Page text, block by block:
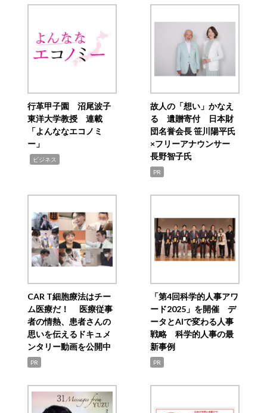
行革甲子園 沼尾波子
東洋大学教授 連載
「よんななエコノミ
ー」
ビジネス
故人の「想い」かなえ
る 遺贈寄付 日本財
団名誉会長 笹川陽平氏
×フリーアナウンサー
長野智子氏
PR
CAR T細胞療法はチー
ム医療だ！ 医療従事
者の情熱、患者さんの
思いを伝えるドキュメ
ンタリー動画を公開中
PR
「第4回科学的人事アワ
ード2025」を開催 デ
ータとAIで変わる人事
戦略 科学的人事の最
新事例
PR